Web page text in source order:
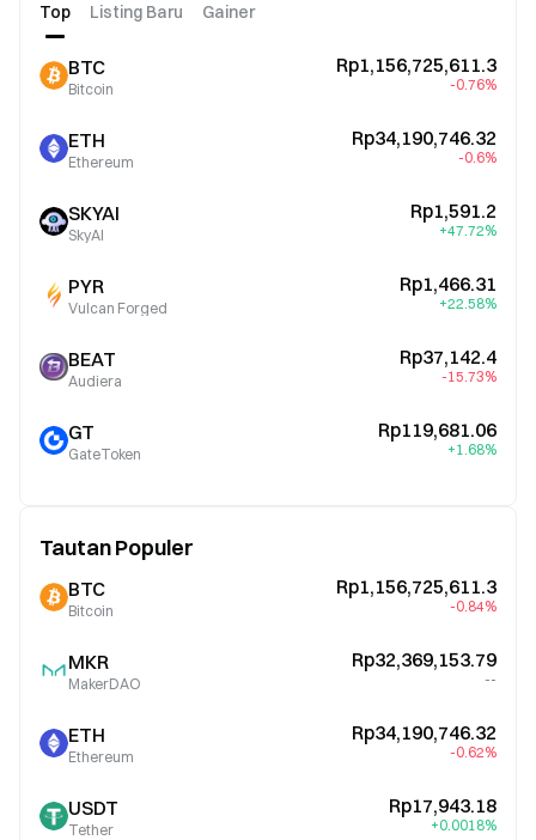
Top Listing Baru Gainer
BTC
Bitcoin
Rp1,156,725,611.3
-0.76%
ETH
Ethereum
Rp34,190,746.32
-0.6%
SKYAI
SkyAI
Rp1,591.2
+47.72%
PYR
Vulcan Forged
Rp1,466.31
+22.58%
BEAT
Audiera
Rp37,142.4
-15.73%
GT
GateToken
Rp119,681.06
+1.68%
Tautan Populer
BTC
Bitcoin
Rp1,156,725,611.3
-0.84%
MKR
MakerDAO
Rp32,369,153.79
--
ETH
Ethereum
Rp34,190,746.32
-0.62%
USDT
Tether
Rp17,943.18
+0.0018%